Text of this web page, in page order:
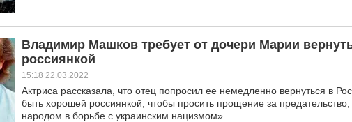
Владимир Машков требует от дочери Марии
россиянкой
15:18 22.03.2022
Актриса рассказала, что отец попросил ее немедленно вернуться в
быть хорошей россиянкой, чтобы просить прощение за
народом в борьбе с украинским нацизмом».